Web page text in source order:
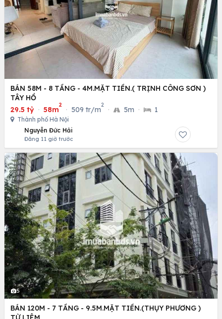
BÁN 58M - 8 TẦNG - 4M.MẶT TIỀN.( TRỊNH CÔNG SƠN )
TÂY HỒ
29.5 tỷ · 58m
2
· 509 tr/m
2
· 5m · 1
Thành phố Hà Nội
Nguyễn Đức Hải
Đăng 11 giờ trước
5
BÁN 120M - 7 TẦNG - 9.5M.MẶT TIỀN.(THỤY PHƯƠNG )